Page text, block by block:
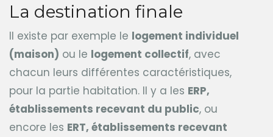
La destination finale
Il existe par exemple le logement individuel
(maison) ou le logement collectif, avec
chacun leurs différentes caractéristiques,
pour la partie habitation. Il y a les ERP,
établissements recevant du public, ou
encore les ERT, établissements recevant